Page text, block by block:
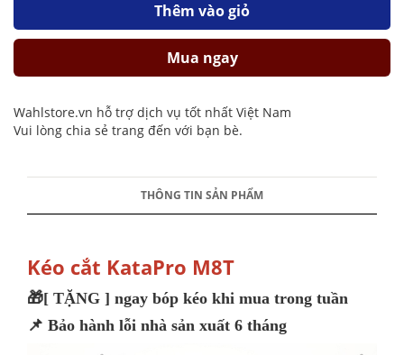
Thêm vào giỏ
Mua ngay
Wahlstore.vn hỗ trợ dịch vụ tốt nhất Việt Nam
Vui lòng chia sẻ trang đến với bạn bè.
THÔNG TIN SẢN PHẨM
Kéo cắt KataPro M8T
🎁[ TẶNG ] ngay bóp kéo khi mua trong tuần
📌 Bảo hành lỗi nhà sản xuất 6 tháng